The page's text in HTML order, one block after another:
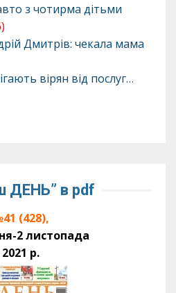
з чотирма дітьми
Дмитрів: чекала мама
вірян від послуг…
ДЕНЬ” в pdf
(428),
2 листопада
2021 р.